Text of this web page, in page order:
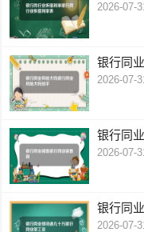
2026-07-
银行同
2026-07-
银行同
2026-07-
银行同
2026-07-